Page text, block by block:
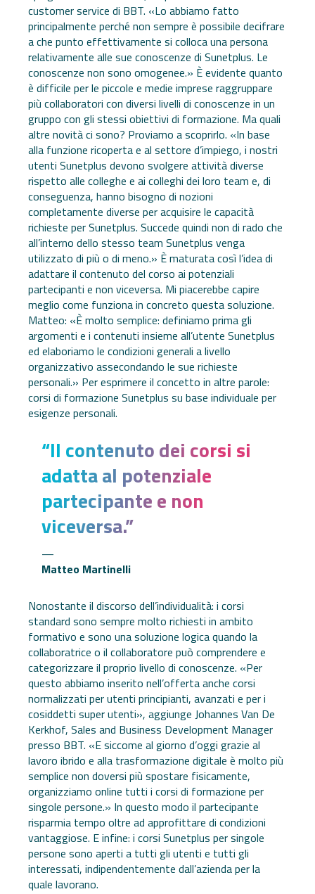
customer service di BBT. «Lo abbiamo fatto
principalmente perché non sempre è possibile decifrare
a che punto effettivamente si colloca una persona
relativamente alle sue conoscenze di Sunetplus. Le
conoscenze non sono omogenee.» È evidente quanto
è difficile per le piccole e medie imprese raggruppare
più collaboratori con diversi livelli di conoscenze in un
gruppo con gli stessi obiettivi di formazione. Ma quali
altre novità ci sono? Proviamo a scoprirlo. «In base
alla funzione ricoperta e al settore d’impiego, i nostri
utenti Sunetplus devono svolgere attività diverse
rispetto alle colleghe e ai colleghi dei loro team e, di
conseguenza, hanno bisogno di nozioni
completamente diverse per acquisire le capacità
richieste per Sunetplus. Succede quindi non di rado che
all’interno dello stesso team Sunetplus venga
utilizzato di più o di meno.» È maturata così l’idea di
adattare il contenuto del corso ai potenziali
partecipanti e non viceversa. Mi piacerebbe capire
meglio come funziona in concreto questa soluzione.
Matteo: «È molto semplice: definiamo prima gli
argomenti e i contenuti insieme all’utente Sunetplus
ed elaboriamo le condizioni generali a livello
organizzativo assecondando le sue richieste
personali.» Per esprimere il concetto in altre parole:
corsi di formazione Sunetplus su base individuale per
esigenze personali.
“Il contenuto dei corsi si
adatta al potenziale
partecipante e non
viceversa.”
Matteo Martinelli
Nonostante il discorso dell’individualità: i corsi
standard sono sempre molto richiesti in ambito
formativo e sono una soluzione logica quando la
collaboratrice o il collaboratore può comprendere e
categorizzare il proprio livello di conoscenze. «Per
questo abbiamo inserito nell’offerta anche corsi
normalizzati per utenti principianti, avanzati e per i
cosiddetti super utenti», aggiunge Johannes Van De
Kerkhof, Sales and Business Development Manager
presso BBT. «E siccome al giorno d’oggi grazie al
lavoro ibrido e alla trasformazione digitale è molto più
semplice non doversi più spostare fisicamente,
organizziamo online tutti i corsi di formazione per
singole persone.» In questo modo il partecipante
risparmia tempo oltre ad approfittare di condizioni
vantaggiose. E infine: i corsi Sunetplus per singole
persone sono aperti a tutti gli utenti e tutti gli
interessati, indipendentemente dall’azienda per la
quale lavorano.